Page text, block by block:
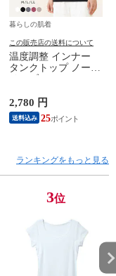
暮らしの肌着
この販売店の送料について
温度調整 インナー
タンクトップ ノース
オフホワイト/ブラウ
ン/ブラック/チャコ
ールグレー/ピンク
2,780 円
送料込み 25
ランキングをもっと見る
3位